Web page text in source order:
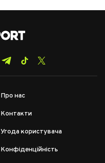
Про нас
Контакти
Угода користувача
Конфіденційність